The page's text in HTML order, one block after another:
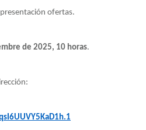
presentación ofertas.
de 2025, 10 horas.